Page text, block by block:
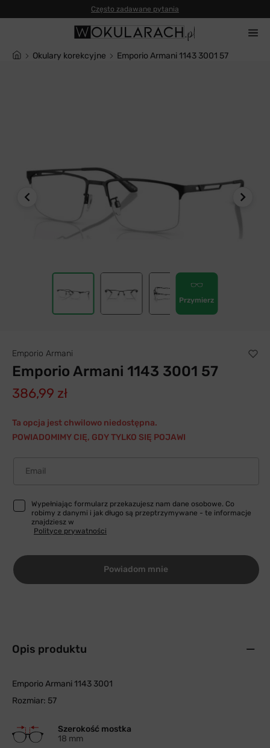
Często zadawane pytania
Okulary korekcyjne Emporio Armani 1143 3001 57
Przymierz
Emporio Armani
Emporio Armani 1143 3001 57
386,99 zł
Ta opcja jest chwilowo niedostępna.
POWIADOMIMY CIĘ, GDY TYLKO SIĘ POJAWI
Email
Wypełniając formularz przekazujesz nam dane osobowe. Co
robimy z danymi i jak długo są przeptrzymywane - te informacje
znajdziesz w
Polityce prywatności
Powiadom mnie
Opis produktu
Emporio Armani 1143 3001
Rozmiar: 57
Szerokość mostka
18 mm